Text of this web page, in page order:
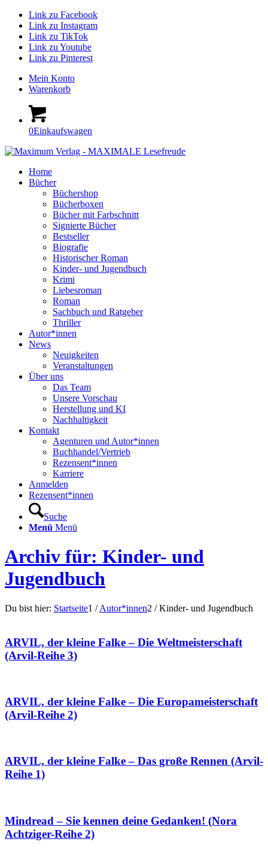
Link zu Facebook
Link zu Instagram
Link zu TikTok
Link zu Youtube
Link zu Pinterest
Mein Konto
Warenkorb
0Einkaufswagen
Home
Bücher
Büchershop
Bücherboxen
Bücher mit Farbschnitt
Signierte Bücher
Bestseller
Biografie
Historischer Roman
Kinder- und Jugendbuch
Krimi
Liebesroman
Roman
Sachbuch und Ratgeber
Thriller
Autor*innen
News
Neuigkeiten
Veranstaltungen
Über uns
Das Team
Unsere Vorschau
Herstellung und KI
Nachhaltigkeit
Kontakt
Agenturen und Autor*innen
Buchhandel/Vertrieb
Rezensent*innen
Karriere
Anmelden
Rezensent*innen
Suche
Menü Menü
Archiv für: Kinder- und
Jugendbuch
Du bist hier: Startseite1 / Autor*innen2 / Kinder- und Jugendbuch
ARVIL, der kleine Falke – Die Weltmeisterschaft
(Arvil-Reihe 3)
ARVIL, der kleine Falke – Die Europameisterschaft
(Arvil-Reihe 2)
ARVIL, der kleine Falke – Das große Rennen (Arvil-
Reihe 1)
Mindread – Sie kennen deine Gedanken! (Nora
Achtziger-Reihe 2)